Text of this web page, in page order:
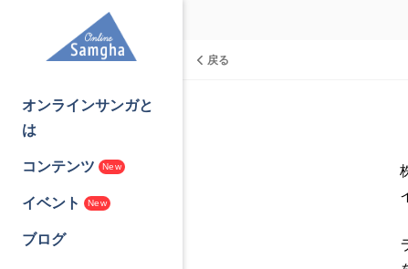
オンラインサンガと
は
コンテンツ
New
イベント New
ブログ
戻る